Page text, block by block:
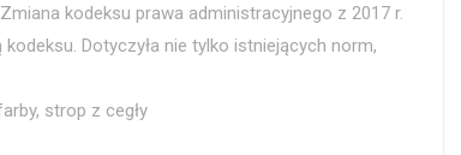
kodeksu prawa administracyjnego z 2017 r.
Dotyczyła nie tylko istniejących norm,
strop z cegły